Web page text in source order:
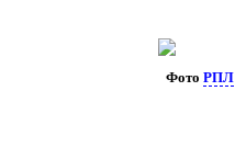
ФотоРПЛ